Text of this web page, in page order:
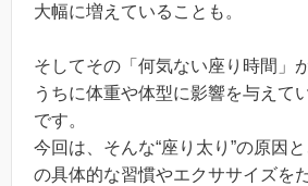
大幅に増えていることも。
そしてその「何気ない座り時間」
うちに体重や体型に影響を与えて
です。
今回は、そんな“座り太り”の原因
の具体的な習慣やエクササイズを